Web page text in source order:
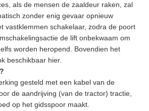
als de mensen de zaaldeur raken, zal
zonder enig gevaar opnieuw
vastklemmen schakelaar, zodra de poort
de lift onbekwaam om
worden heropend. Bovendien het
beschikbaar hier.
gesteld met een kabel van de
de aandrijving (van de tractor) tractie,
op het gidsspoor maakt.